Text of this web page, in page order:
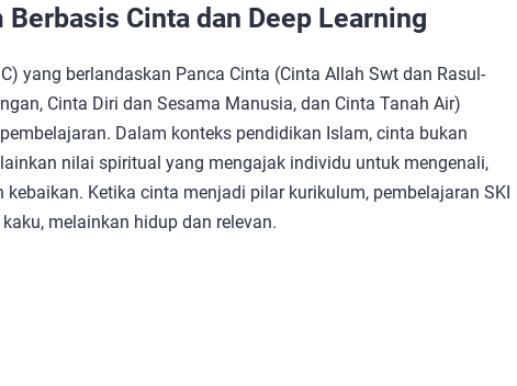
Cinta dan Deep Learning
yang berlandaskan Panca Cinta (Cinta Allah Swt dan Rasul-
Cinta Diri dan Sesama Manusia, dan Cinta Tanah Air)
Dalam konteks pendidikan Islam, cinta bukan
nilai spiritual yang mengajak individu untuk mengenali,
kebaikan. Ketika cinta menjadi pilar kurikulum, pembelajaran SKI
melainkan hidup dan relevan.